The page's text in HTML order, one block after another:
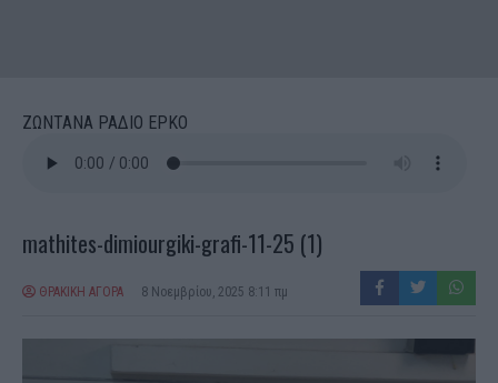
ΖΩΝΤΑΝΑ ΡΑΔΙΟ ΕΡΚΟ
mathites-dimiourgiki-grafi-11-25 (1)
ΘΡΑΚΙΚΗ ΑΓΟΡΑ 8 Νοεμβρίου, 2025 8:11 πμ